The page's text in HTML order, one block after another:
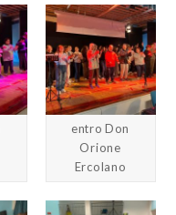
entro Don
Orione
Ercolano